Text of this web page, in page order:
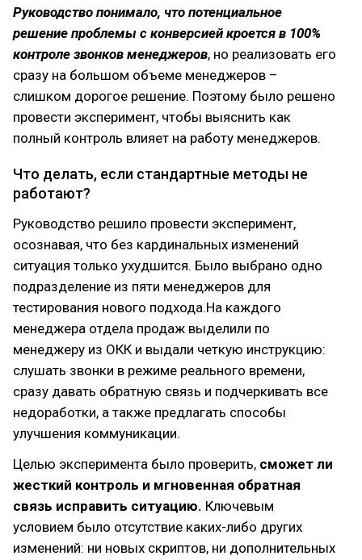
Руководство понимало, что потенциальное
решение проблемы с конверсией кроется в 100%
контроле звонков менеджеров, но реализовать его
сразу на большом объеме менеджеров –
слишком дорогое решение. Поэтому было решено
провести эксперимент, чтобы выяснить как
полный контроль влияет на работу менеджеров.
Что делать, если стандартные методы не
работают?
Руководство решило провести эксперимент,
осознавая, что без кардинальных изменений
ситуация только ухудшится. Было выбрано одно
подразделение из пяти менеджеров для
тестирования нового подхода.На каждого
менеджера отдела продаж выделили по
менеджеру из ОКК и выдали четкую инструкцию:
слушать звонки в режиме реального времени,
сразу давать обратную связь и подчеркивать все
недоработки, а также предлагать способы
улучшения коммуникации.
Целью эксперимента было проверить, сможет ли
жесткий контроль и мгновенная обратная
связь исправить ситуацию. Ключевым
условием было отсутствие каких-либо других
изменений: ни новых скриптов, ни дополнительных